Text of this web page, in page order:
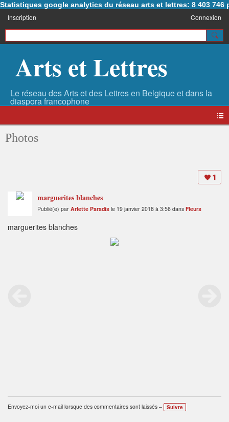
Statistiques google analytics du réseau arts et lettres: 8 403 746
Inscription Connexion
Arts et Lettres
Photos
1
marguerites blanches
Publié(e) par Arlette Paradis le 19 janvier 2018 à 3:56 dans Fleurs
marguerites blanches
Envoyez-moi un e-mail lorsque des commentaires sont laissés – Suivre